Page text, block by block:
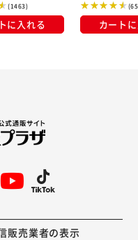
(1463)
に入れる カート
販売業者の表示